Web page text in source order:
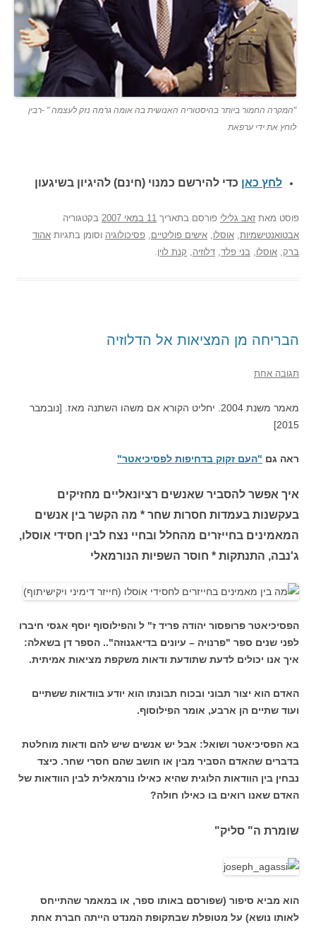
"המקרה החמור ביותר בהיסטוריה האנושית בה אומה גרמה נזק לעצמה " -רבין
לוחץ את ידי ערפאת
לחץ כאן כדי להירשם כמנוי (חינם) להיגיון בשיגעון
פוסט מאת זאב גלילי פורסם בתאריך 11 במאי 2007
בקטגוריה
אבטואנטישמיות, אוסלו, אישים פוליטיים, פסיכולוגיה וסומן בתגיות אהוד
ברק, אוסלו, בני פלד, דלוזיה, קנת לוין.
הבריחה מן המציאות אל הדלוזיה
תגובה אחת
מאמר משנת 2004. יחליט הקורא אם משהו השתנה מאז. [נובמבר
2015]
ראה גם "העם זקוק בדחיפות לפסיכיאטר"
איך אפשר להסביר שאנשים רציונאליים מחזיקים
בעקשנות בעמדות חסרות שחר * מה הקשר בין אנשים
המאמינים בחייזרים מהחלל ובחיי נצח לבין חסידי אוסלו,
ג'נבה, התנתקות * חוסר השפיות הנורמאלי
הפסיכיאטר פרופסור יהודה פריד ז" ל והפילוסוף יוסף אגסי חיברו
לפני שנים ספר "פרנויה – עיונים בדיאגנוזה".. הספר דן בשאלה:
איך אנו יכולים לדעת שתודעת ודאות משקפת מציאות אמיתית.
האדם הוא יצור תבוני ובכוח תבונתו הוא יודע בוודאות ששתיים
ועוד שתיים הן ארבע, אומר הפילוסוף.
בא הפסיכיאטר ושואל: אבל יש אנשים שיש להם ודאות מוחלטת
בדברים שהאדם הסביר מבין או חושב שהם חסרי שחר. כיצד
נבחין בין הוודאות הלוגית שהיא כאילו נורמאלית לבין הוודאות של
האדם שאנו רואים בו כאילו חולה?
שומרת ה" סליק"
הוא מביא סיפור (שפורסם באותו ספר, או במאמר שהתייחס
לאותו נושא) על מטופלת שבתקופת המנדט הייתה חברת אחת